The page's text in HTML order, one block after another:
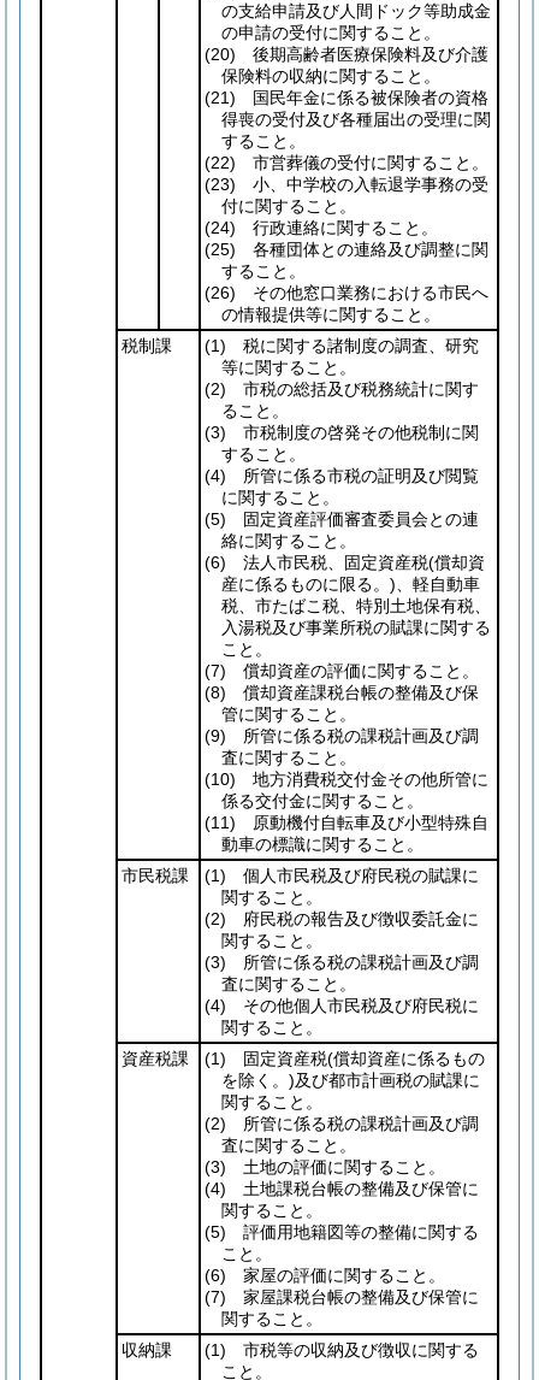
の支給申請及び人間ドック等助成金
の申請の受付に関すること。
(20) 後期高齢者医療保険料及び介護
保険料の収納に関すること。
(21) 国民年金に係る被保険者の資格
得喪の受付及び各種届出の受理に関
すること。
(22) 市営葬儀の受付に関すること。
(23) 小、中学校の入転退学事務の受
付に関すること。
(24) 行政連絡に関すること。
(25) 各種団体との連絡及び調整に関
すること。
(26) その他窓口業務における市民へ
の情報提供等に関すること。
税制課
(1) 税に関する諸制度の調査、研究
等に関すること。
(2) 市税の総括及び税務統計に関す
ること。
(3) 市税制度の啓発その他税制に関
すること。
(4) 所管に係る市税の証明及び閲覧
に関すること。
(5) 固定資産評価審査委員会との連
絡に関すること。
(6) 法人市民税、固定資産税(償却資
産に係るものに限る。) 、軽自動車
税、市たばこ税、特別土地保有税、
入湯税及び事業所税の賦課に関する
こと。
(7) 償却資産の評価に関すること。
(8) 償却資産課税台帳の整備及び保
管に関すること。
(9) 所管に係る税の課税計画及び調
査に関すること。
(10) 地方消費税交付金その他所管に
係る交付金に関すること。
(11) 原動機付自転車及び小型特殊自
動車の標識に関すること。
市民税課
(1) 個人市民税及び府民税の賦課に
関すること。
(2) 府民税の報告及び徴収委託金に
関すること。
(3) 所管に係る税の課税計画及び調
査に関すること。
(4) その他個人市民税及び府民税に
関すること。
資産税課
(1) 固定資産税(償却資産に係るもの
を除く。)及び都市計画税の賦課に
関すること。
(2) 所管に係る税の課税計画及び調
査に関すること。
(3) 土地の評価に関すること。
(4) 土地課税台帳の整備及び保管に
関すること。
(5) 評価用地籍図等の整備に関する
こと。
(6) 家屋の評価に関すること。
(7) 家屋課税台帳の整備及び保管に
関すること。
収納課
(1) 市税等の収納及び徴収に関する
こと。